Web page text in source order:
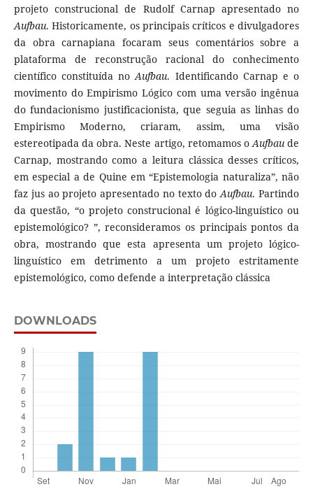
projeto construcional de Rudolf Carnap apresentado no
Aufbau. Historicamente, os principais críticos e divulgadores
da obra carnapiana focaram seus comentários sobre a
plataforma de reconstrução racional do conhecimento
científico constituída noAufbau. Identificando Carnap e o
movimento do Empirismo Lógico com uma versão ingênua
do fundacionismo justificacionista, que seguia as linhas do
Empirismo Moderno, criaram, assim, uma visão
estereotipada da obra. Neste artigo, retomamos oAufbaude
Carnap, mostrando como a leitura clássica desses críticos,
em especial a de Quine em “Epistemologia naturaliza”, não
faz jus ao projeto apresentado no texto doAufbau. Partindo
da questão, “o projeto construcional é lógico-linguístico ou
epistemológico? ”, reconsideramos os principais pontos da
obra, mostrando que esta apresenta um projeto lógico-
linguístico em detrimento a um projeto estritamente
epistemológico, como defende a interpretação clássica
DOWNLOADS